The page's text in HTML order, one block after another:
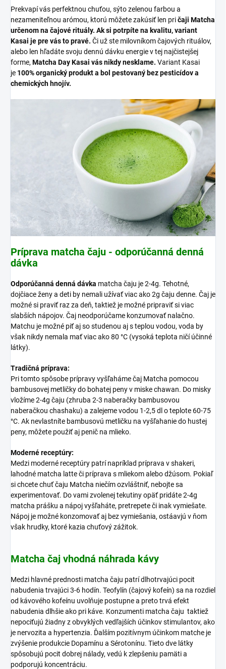
Prekvapí vás perfektnou chuťou, sýto zelenou farbou a
nezameniteľnou arómou, ktorú môžete zakúsiť len pričaji Matcha
určenom na čajové rituály. Ak si potrpíte na kvalitu, variant
Kasai je pre vás to pravé. Či už ste milovníkom čajových rituálov,
alebo len hľadáte svoju dennú dávku energie v tej najčistejšej
forme, Matcha Day Kasai vás nikdy nesklame. Variant Kasai
je 100% organický produkt a bol pestovaný bez pesticídov a
chemických hnojív.
Príprava matcha čaju - odporúčanná denná
dávka
Odporúčanná denná dávka matcha čaju je 2-4g. Tehotné,
dojčiace ženy a deti by nemali užívať viac ako 2g čaju denne. Čaj je
možné si praviť raz za deň, taktiež je možné pripraviť si viac
slabších nápojov. Čaj neodporúčame konzumovať nalačno.
Matchu je možné piť aj so studenou aj s teplou vodou, voda by
však nikdy nemala mať viac ako 80 °C (vysoká teplota ničí účinné
látky).
Tradičná príprava:
Pri tomto spôsobe prípravy vyšľaháme čaj Matcha pomocou
bambusovej metličky do bohatej peny v miske chawan. Do misky
vložíme 2-4g čaju (zhruba 2-3 naberačky bambusovou
naberačkou chashaku) a zalejeme vodou 1-2,5 dl o teplote 60-75
°C. Ak nevlastníte bambusovú metličku na vyšľahanie do hustej
peny, môžete použiť aj penič na mlieko.
Moderné receptúry:
Medzi moderné receptúry patrí napríklad príprava v shakeri,
lahodné matcha latte či príprava s mliekom alebo džúsom. Pokiaľ
si chcete chuť čaju Matcha niečím ozvláštniť, nebojte sa
experimentovať. Do vami zvolenej tekutiny opäť pridáte 2-4g
matcha prášku a nápoj vyšľaháte, pretrepete či inak vymiešate.
Nápoj je možné konzomovať aj bez vymiešania, ostáavjú v ňom
však hrudky, ktoré kazia chuťový zážitok.
Matcha čaj vhodná náhrada kávy
Medzi hlavné prednosti matcha čaju patrí dlhotrvajúci pocit
nabudenia trvajúci 3-6 hodín. Teofylín (čajový kofeín) sa na rozdiel
od kávového kofeínu uvolňuje postupne a preto trvá efekt
nabudenia dlhšie ako pri káve. Konzumenti matcha čaju taktiež
nepociťujú žiadny z obvyklých vedľajších účinkov stimulantov, ako
je nervozita a hypertenzia. Ďalším pozitívnym účinkom matche je
zvýšenie produkcie Dopamínu a Sérotonínu. Tieto dve látky
spôsobujú pocit dobrej nálady, vedú k zlepšeniu pamäti a
podporujú koncentráciu.